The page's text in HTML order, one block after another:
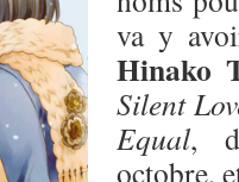
va y
Hinako
Silent
Equal,
octobre,